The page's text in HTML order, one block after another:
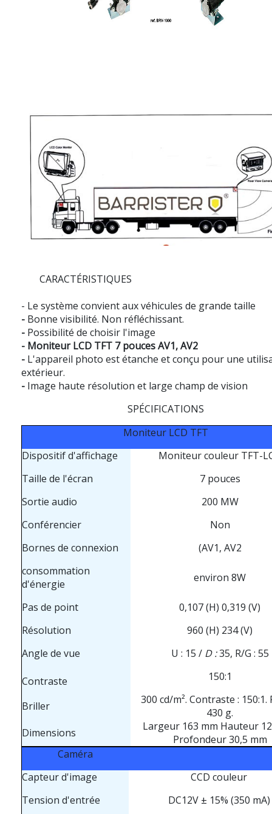
CARACTÉRISTIQUES
- Le système convient aux véhicules de grande taille
- Bonne visibilité. Non réfléchissant.
- Possibilité de choisir l'image
- Moniteur LCD TFT 7 pouces AV1, AV2
- L'appareil photo est étanche et conçu pour une
extérieur.
- Image haute résolution et large champ de vision
SPÉCIFICATIONS
Moniteur LCD TFT
Dispositif d'affichage
Moniteur couleur TFT-
Taille de l'écran
7 pouces
Sortie audio
200 MW
Conférencier
Non
Bornes de connexion
(AV1, AV2
consommation
d'énergie
environ 8W
Pas de point
0,107 (H) 0,319 (V)
Résolution
960 (H) 234 (V)
Angle de vue
U : 15 / D :35, R/G : 55
Contraste 150:1
Briller
300 cd/m². Contraste : 150:1.
430 g.
Dimensions
Largeur 163 mm Hauteur
Profondeur 30,5 mm
Caméra
Capteur d'image
CCD couleur
Tension d'entrée
DC12V ± 15% (350 mA)